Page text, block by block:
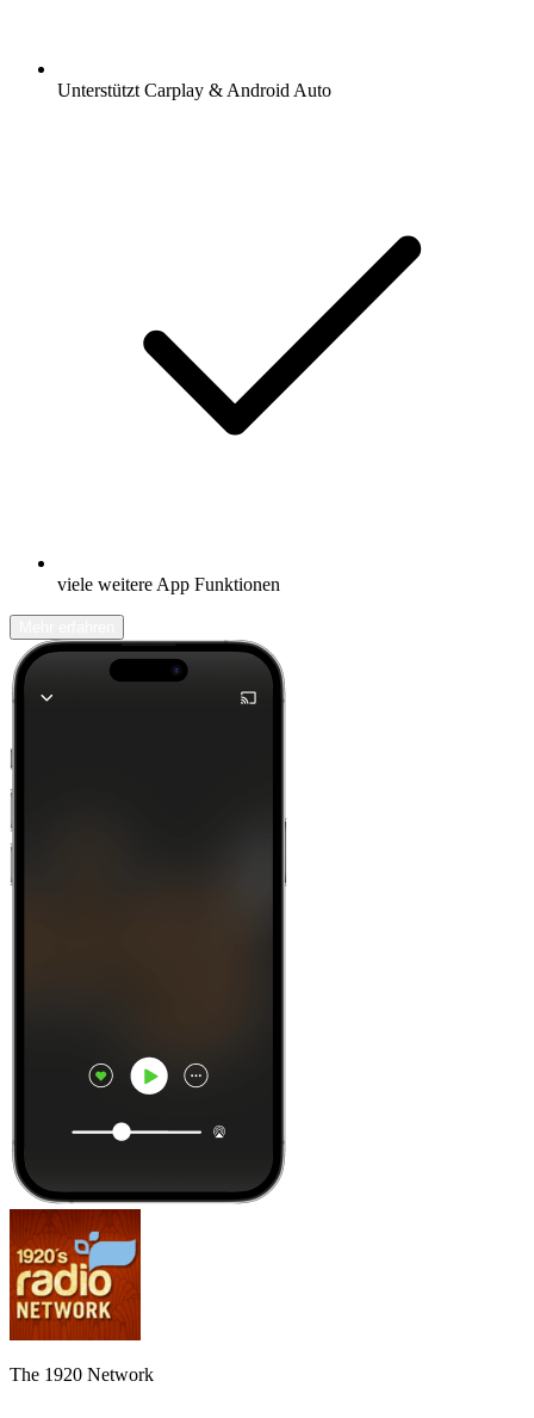
Unterstützt Carplay & Android Auto
viele weitere App Funktionen
The 1920 Network